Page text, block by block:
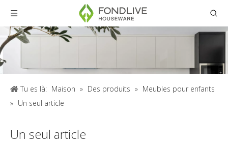
Tu es là: Maison » Des produits » Meubles pour enfants
» Un seul article
Un seul article